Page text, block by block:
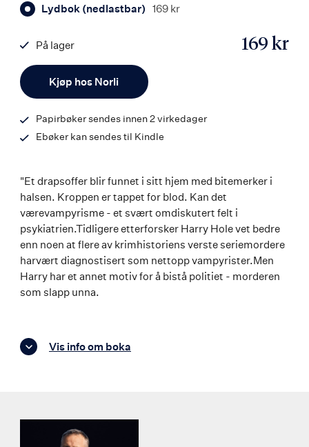
Lydbok (nedlastbar) 169 kr
Kjøp hos Norli
169 kr
På lager
9788242180827
Papirbøker sendes innen 2 virkedager
Ebøker kan sendes til Kindle
"Et drapsoffer blir funnet i sitt hjem med bitemerker i
halsen. Kroppen er tappet for blod. Kan det
værevampyrisme - et svært omdiskutert felt i
psykiatrien.Tidligere etterforsker Harry Hole vet bedre
enn noen at flere av krimhistoriens verste seriemordere
harvært diagnostisert som nettopp vampyrister.Men
Harry har et annet motiv for å bistå politiet - morderen
som slapp unna.
Vis info om boka